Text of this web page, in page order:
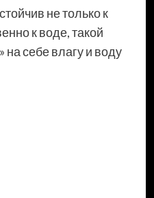
не только к
к воде, такой
на себе влагу и воду